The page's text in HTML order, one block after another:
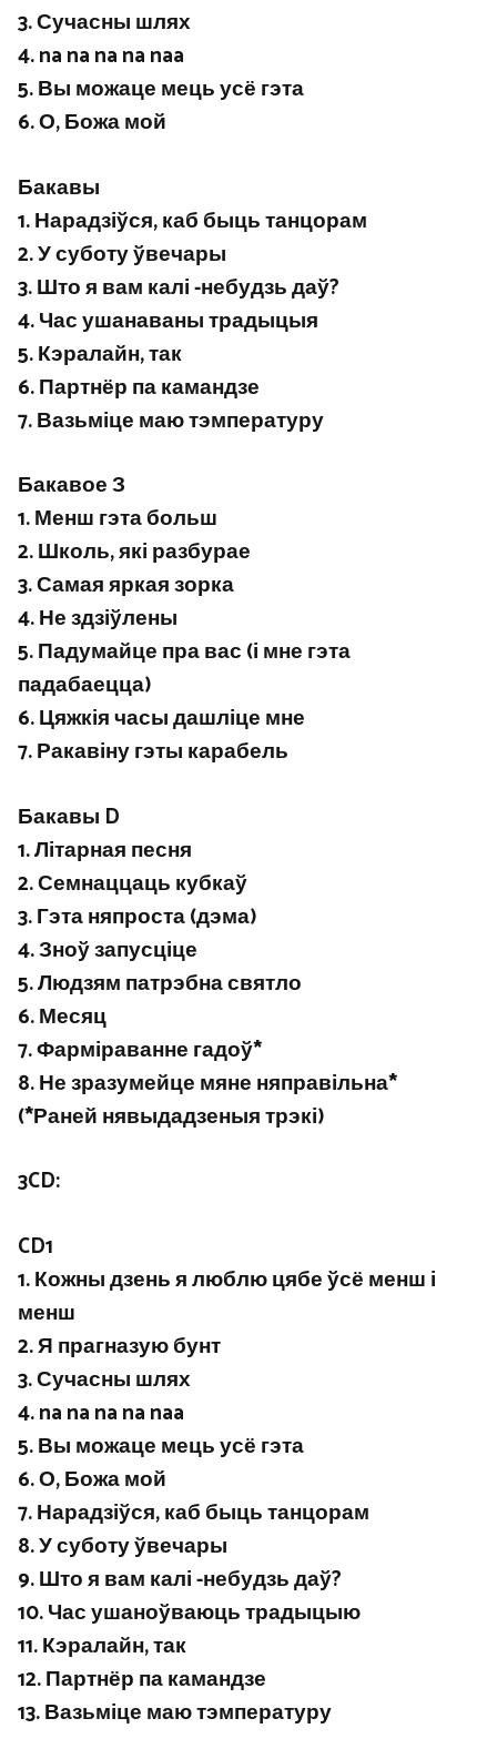
3. Сучасны шлях
4. na na na na naa
5. Вы можаце мець усё гэта
6. О, Божа мой
Бакавы
1. Нарадзіўся, каб быць танцорам
2. У суботу ўвечары
3. Што я вам калі -небудзь даў?
4. Час ушанаваны традыцыя
5. Кэралайн, так
6. Партнёр па камандзе
7. Вазьміце маю тэмпературу
Бакавое З
1. Менш гэта больш
2. Школь, які разбурае
3. Самая яркая зорка
4. Не здзіўлены
5. Падумайце пра вас (і мне гэта
падабаецца)
6. Цяжкія часы дашліце мне
7. Ракавіну гэты карабель
Бакавы D
1. Літарная песня
2. Семнаццаць кубкаў
3. Гэта няпроста (дэма)
4. Зноў запусціце
5. Людзям патрэбна святло
6. Месяц
7. Фарміраванне гадоў*
8. Не зразумейце мяне няправільна*
(*Раней нявыдадзеныя трэкі)
3CD:
CD1
1. Кожны дзень я люблю цябе ўсё менш і
менш
2. Я прагназую бунт
3. Сучасны шлях
4. na na na na naa
5. Вы можаце мець усё гэта
6. О, Божа мой
7. Нарадзіўся, каб быць танцорам
8. У суботу ўвечары
9. Што я вам калі -небудзь даў?
10. Час ушаноўваюць традыцыю
11. Кэралайн, так
12. Партнёр па камандзе
13. Вазьміце маю тэмпературу